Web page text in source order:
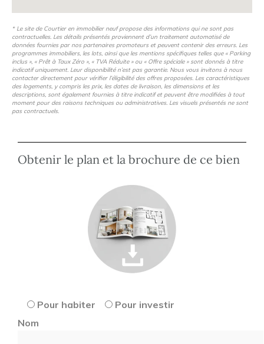
Dans une démarche environnementale consciente, la
réglementation thermique renforcée RT2012 -20%
profitera à tous ses résidents.
Idéal pour votre résidence principale comme pour votre
investissement locatif !
promotion immobilière, la résidence située à Bourgoin-
N’hésitez pas à nous contacter pour votre projet de
résidence principale ou d’investissement locatif en VEFA
*source Google Maps
Une co-réalisation NEOXIA / CREDIT AGRICOLE
* Le site de Courtier en immobilier neuf propose des informations qui ne sont pas
contractuelles. Les détails présentés proviennent d’un traitement automatisé de
données fournies par nos partenaires promoteurs et peuvent contenir des erreurs. Les
programmes immobiliers, les lots, ainsi que les mentions spécifiques telles que « Parking
inclus », « Prêt à Taux Zéro », « TVA Réduite » ou « Offre spéciale » sont donnés à titre
indicatif uniquement. Leur disponibilité n’est pas garantie. Nous vous invitons à nous
contacter directement pour vérifier l’éligibilité des offres proposées. Les caractéristiques
des logements, y compris les prix, les dates de livraison, les dimensions et les
descriptions, sont également fournies à titre indicatif et peuvent être modifiées à tout
moment pour des raisons techniques ou administratives. Les visuels présentés ne sont
pas contractuels.
Obtenir le plan et la brochure de ce bien
Pour habiter
Pour investir
Nom